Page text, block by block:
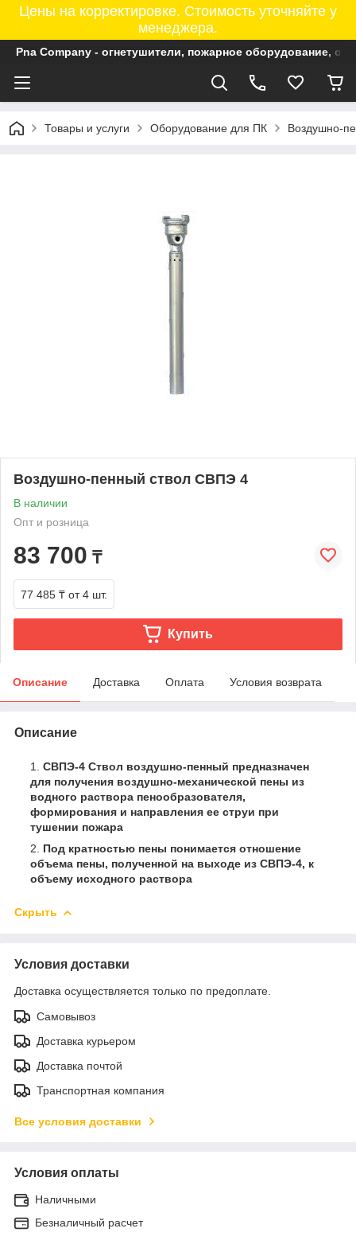
Цены на корректировке. Стоимость уточняйте у
менеджера.
Pna Company - огнетушители, пожарное оборудование,
Товары и услуги Оборудование для ПК Воздушно-
Воздушно-пенный ствол СВПЭ 4
В наличии
Опт и розница
83 700 ₸
77 485 ₸ от 4 шт.
Купить
Описание Доставка Оплата Условия возврата
Описание
СВПЭ-4 Ствол воздушно-пенный предназначен
для получения воздушно-механической пены из
водного раствора пенообразователя,
формирования и направления ее струи при
тушении пожара
Под кратностью пены понимается отношение
объема пены, полученной на выходе из СВПЭ-4, к
объему исходного раствора
Скрыть
Условия доставки
Доставка осуществляется только по предоплате.
Самовывоз
Доставка курьером
Доставка почтой
Транспортная компания
Все условия доставки
Условия оплаты
Наличными
Безналичный расчет